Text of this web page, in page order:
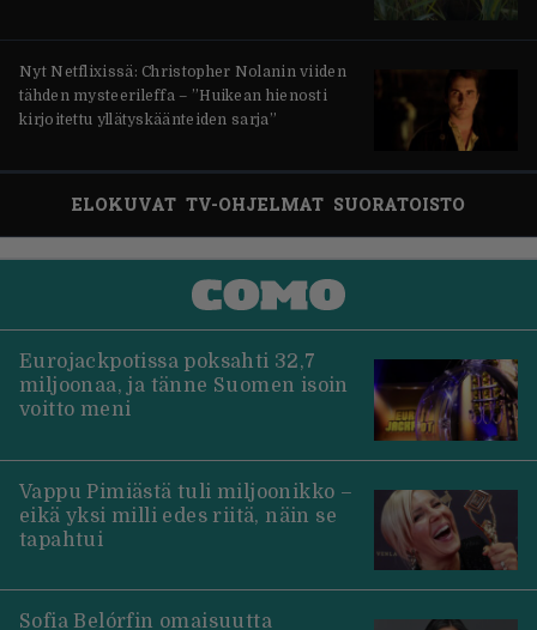
Nyt Netflixissä: Christopher Nolanin viiden
tähden mysteerileffa – ”Huikean hienosti
kirjoitettu yllätyskäänteiden sarja”
ELOKUVAT TV-OHJELMAT SUORATOISTO
Eurojackpotissa poksahti 32,7
miljoonaa, ja tänne Suomen isoin
voitto meni
Vappu Pimiästä tuli miljoonikko –
eikä yksi milli edes riitä, näin se
tapahtui
Sofia Belórfin omaisuutta